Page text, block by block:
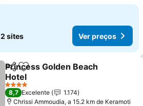
2 sites Ver preços
PartilharAdicionar aos favoritos
Princess Golden Beach
Hotel
4 Estrelas
8,7 Excelente
1.174
Chrissi Ammoudia, a 15.2 km de Keramoti